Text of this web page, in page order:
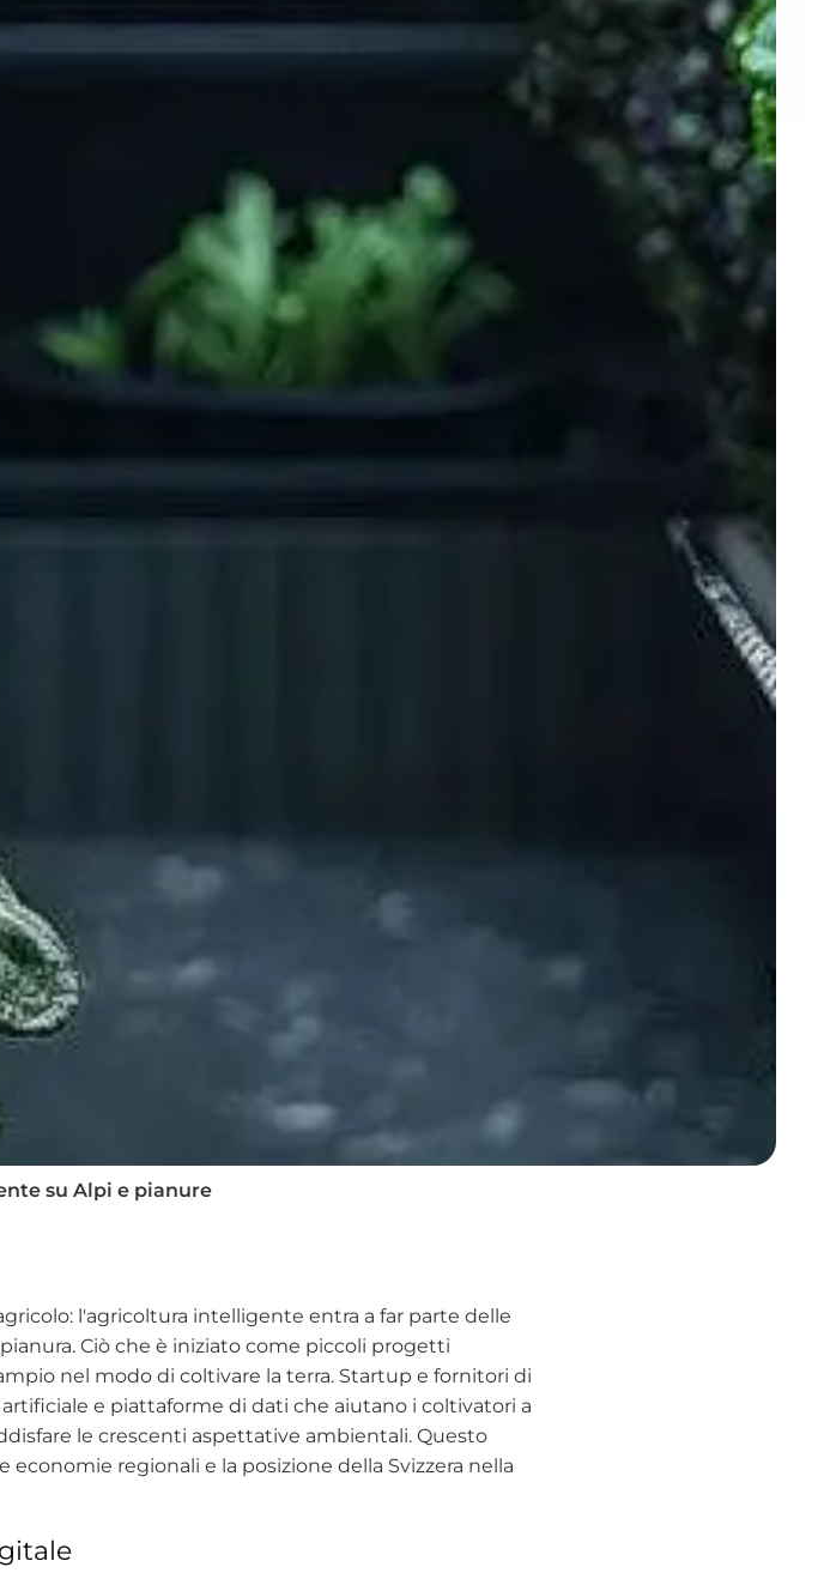
su Alpi e pianure
l'agricoltura intelligente entra a far parte delle
Ciò che è iniziato come piccoli progetti
nel modo di coltivare la terra. Startup e fornitori di
e piattaforme di dati che aiutano i coltivatori a
le crescenti aspettative ambientali. Questo
regionali e la posizione della Svizzera nella